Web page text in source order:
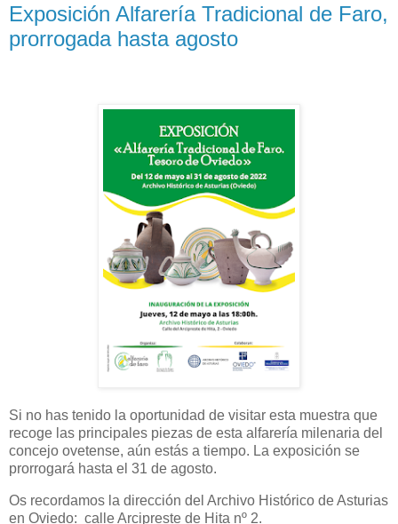
Exposición Alfarería Tradicional de Faro,
prorrogada hasta agosto
Si no has tenido la oportunidad de visitar esta muestra que
recoge las principales piezas de esta alfarería milenaria del
concejo ovetense, aún estás a tiempo. La exposición se
prorrogará hasta el 31 de agosto.
Os recordamos la dirección del Archivo Histórico de Asturias
en Oviedo: calle Arcipreste de Hita nº 2.